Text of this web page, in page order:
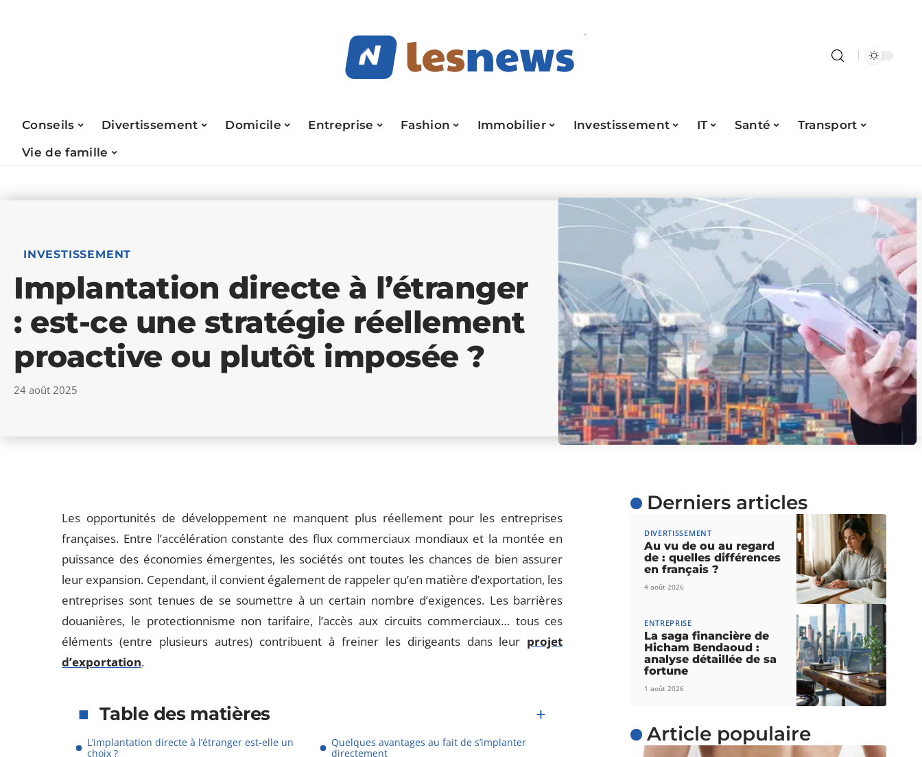
Conseils Divertissement Domicile Entreprise Fashion Immobilier Investissement IT Santé
Transport
Vie de famille
INVESTISSEMENT
Implantation directe à l’étranger
: est-ce une stratégie réellement
proactive ou plutôt imposée ?
24 août 2025
Les opportunités de développement ne manquent plus réellement pour les entreprises
françaises. Entre l’accélération constante des flux commerciaux mondiaux et la montée en
puissance des économies émergentes, les sociétés ont toutes les chances de bien assurer
leur expansion. Cependant, il convient également de rappeler qu’en matière d’exportation, les
entreprises sont tenues de se soumettre à un certain nombre d’exigences. Les barrières
douanières, le protectionnisme non tarifaire, l’accès aux circuits commerciaux… tous ces
éléments (entre plusieurs autres) contribuent à freiner les dirigeants dans leur projet
d’exportation.
Table des matières
L’implantation directe à l’étranger est-elle un
choix ?
Quelques avantages au fait de s’implanter
directement
Derniers articles
DIVERTISSEMENT
Au vu de ou au regard
de : quelles différences
en français ?
4 août 2026
ENTREPRISE
La saga financière de
Hicham Bendaoud :
analyse détaillée de sa
fortune
1 août 2026
Article populaire